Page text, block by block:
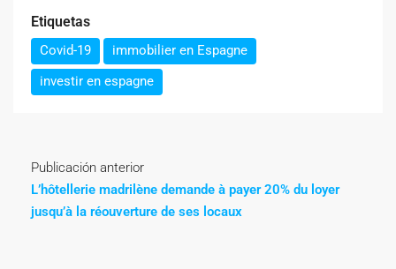
Etiquetas
Covid-19
immobilier en Espagne
investir en espagne
Publicación anterior
L’hôtellerie madrilène demande à payer 20% du loyer
jusqu’à la réouverture de ses locaux